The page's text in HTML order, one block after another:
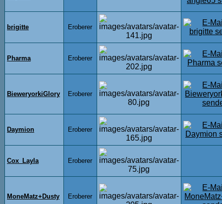
brigitte Eroberer
Pharma Eroberer
BieweryorkiGlory Eroberer
Daymion Eroberer
Cox_Layla Eroberer
MoneMatz+Dusty Eroberer